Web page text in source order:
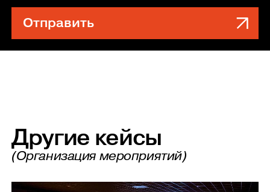
Отправить
Другие кейсы
(Организация мероприятий)